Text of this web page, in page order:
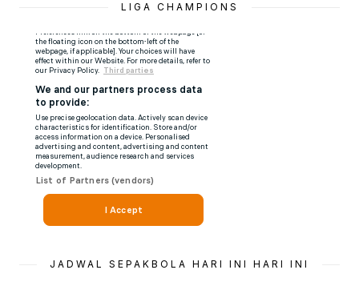
LIGA CHAMPIONS
JADWAL SEPAKBOLA HARI INI HARI INI